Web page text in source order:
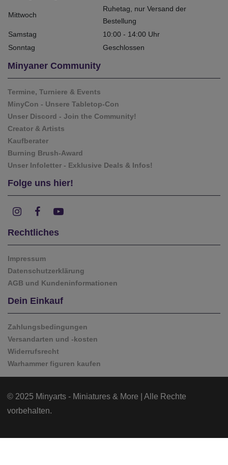
Mittwoch
Ruhetag, nur Versand der
Bestellung
Samstag
10:00 - 14:00 Uhr
Sonntag
Geschlossen
Minyaner Community
Termine, Turniere & Events
MinyCon - Unsere Tabletop-Con
Unser Discord - Join the Community!
Creator & Artists
Kaufberater
Burning Brush-Award
Unser Infoletter - Exklusive Deals & Infos!
Folge uns hier!
Rechtliches
Impressum
Datenschutzerklärung
AGB und Kundeninformationen
Dein Einkauf
Zahlungsbedingungen
Versandarten und -kosten
Widerrufsrecht
Warhammer figuren kaufen
© 2025 Minyarts - Miniatures & More | Alle Rechte
vorbehalten.